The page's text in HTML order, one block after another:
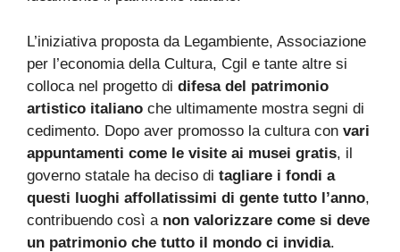
L’iniziativa proposta da Legambiente, Associazione
per l’economia della Cultura, Cgil e tante altre si
colloca nel progetto di difesa del patrimonio
artistico italiano che ultimamente mostra segni di
cedimento. Dopo aver promosso la cultura con vari
appuntamenti come le visite ai musei gratis, il
governo statale ha deciso di tagliare i fondi a
questi luoghi affollatissimi di gente tutto l’anno,
contribuendo così a non valorizzare come si deve
un patrimonio che tutto il mondo ci invidia.